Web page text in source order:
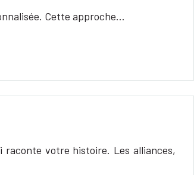
Cette approche…
votre histoire. Les alliances,